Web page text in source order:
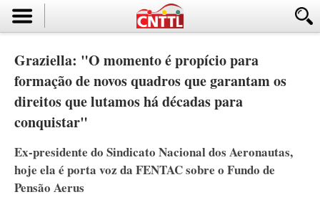
Graziella: "O momento é propício para
formação de novos quadros que garantam os
direitos que lutamos há décadas para
conquistar"
Ex-presidente do Sindicato Nacional dos Aeronautas,
hoje ela é porta voz da FENTAC sobre o Fundo de
Pensão Aerus